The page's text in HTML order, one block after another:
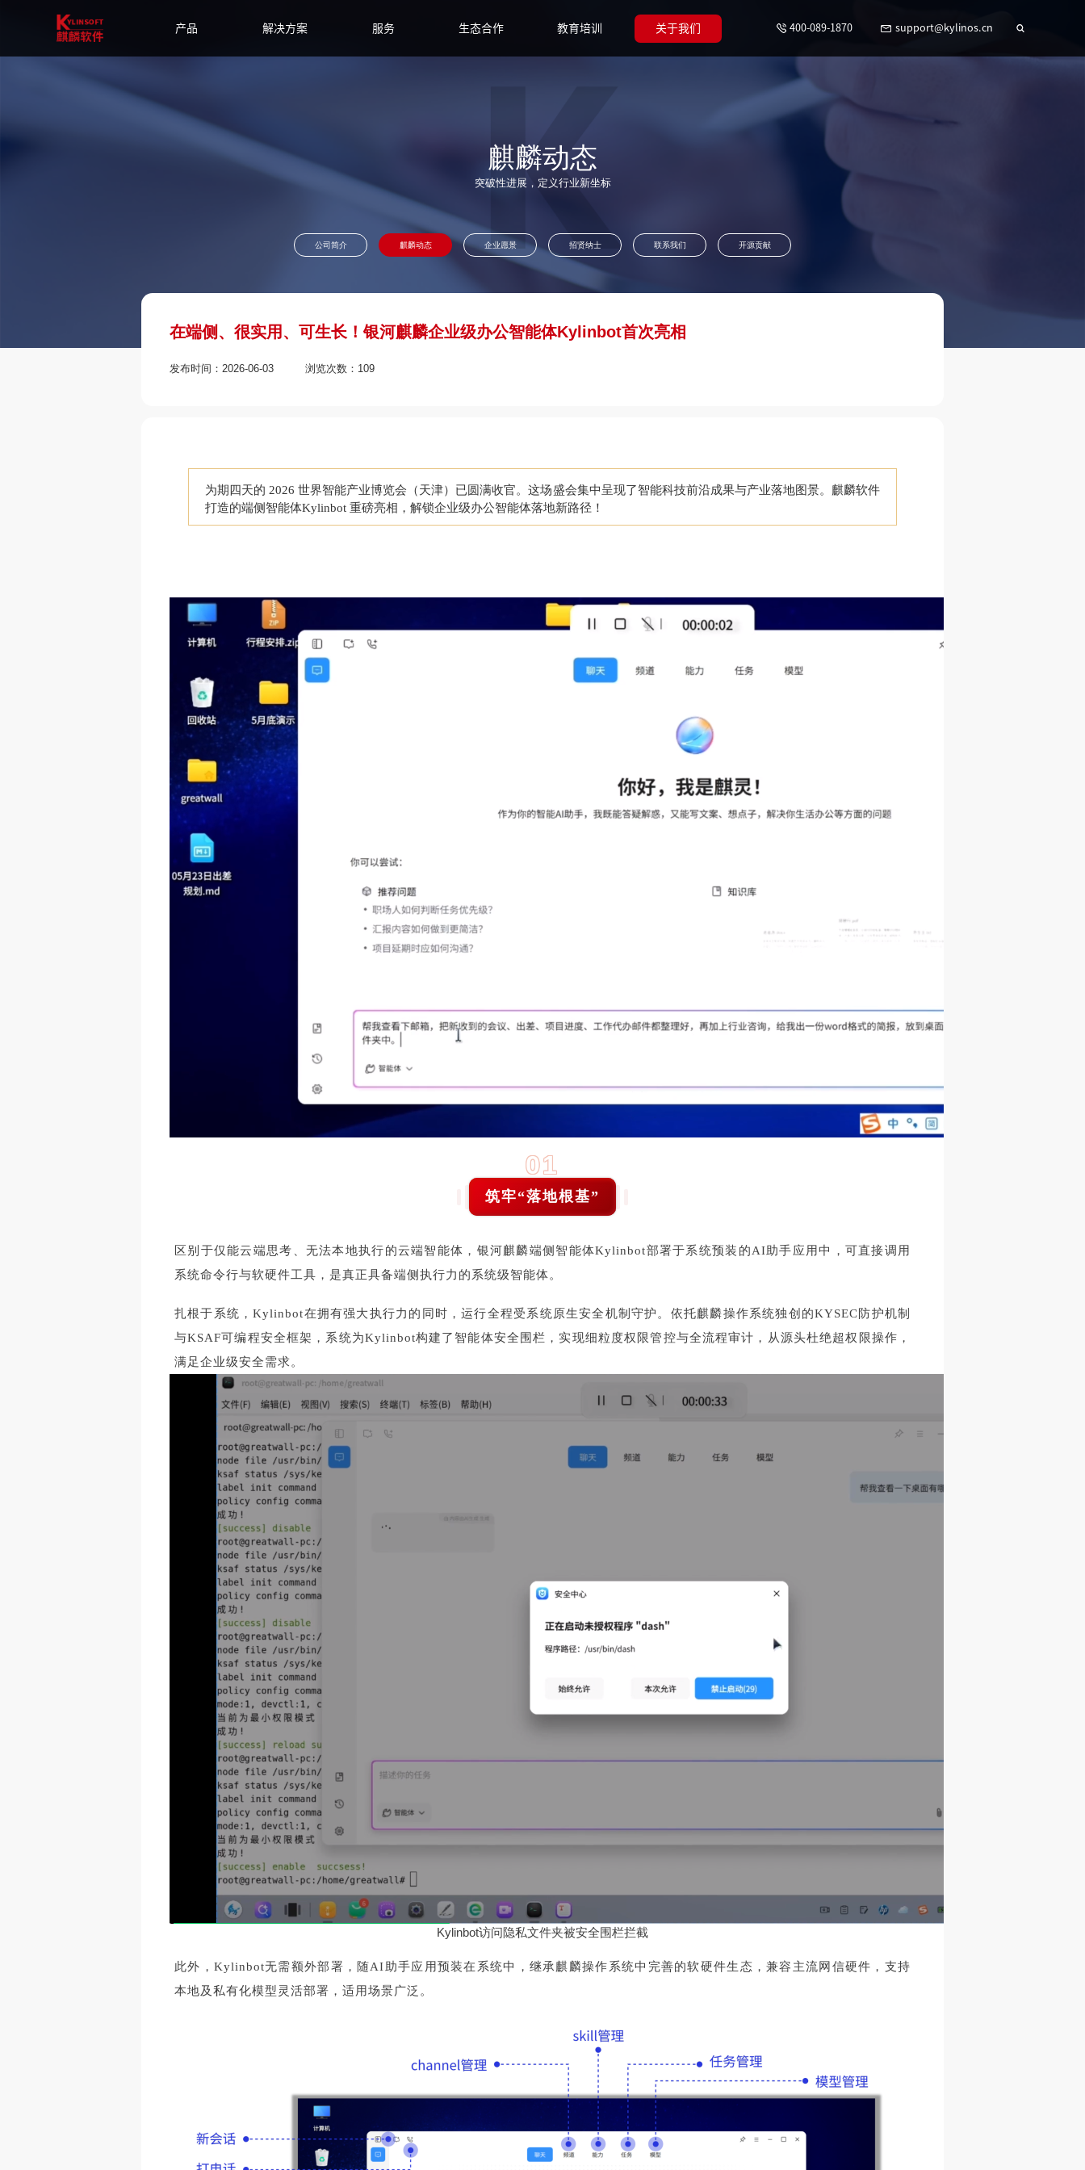
400-089-1870 support@kylinos.cn
产品 解决方案 服务 生态合作 教育培训 关于我们
麒麟动态
突破性进展，定义行业新坐标
公司简介 麒麟动态 企业愿景 招贤纳士 联系我们 开源贡献
在端侧、很实用、可生长！银河麒麟企业级办公智能体Kylinbot首次亮相
发布时间：2026-06-03 浏览次数：109
为期四天的 2026 世界智能产业博览会（天津）已圆满收官。这场盛会集中呈现了智能科技前沿成果与产业落地图景。麒麟软件
打造的端侧智能体Kylinbot 重磅亮相，解锁企业级办公智能体落地新路径！
01
筑牢“落地根基”
区别于仅能云端思考、无法本地执行的云端智能体，银河麒麟端侧智能体Kylinbot部署于系统预装的AI助手应用中，可直接调用
系统命令行与软硬件工具，是真正具备端侧执行力的系统级智能体。
扎根于系统，Kylinbot在拥有强大执行力的同时，运行全程受系统原生安全机制守护。依托麒麟操作系统独创的KYSEC防护机制
与KSAF可编程安全框架，系统为Kylinbot构建了智能体安全围栏，实现细粒度权限管控与全流程审计，从源头杜绝超权限操作，
满足企业级安全需求。
Kylinbot访问隐私文件夹被安全围栏拦截
此外，Kylinbot无需额外部署，随AI助手应用预装在系统中，继承麒麟操作系统中完善的软硬件生态，兼容主流网信硬件，支持
本地及私有化模型灵活部署，适用场景广泛。